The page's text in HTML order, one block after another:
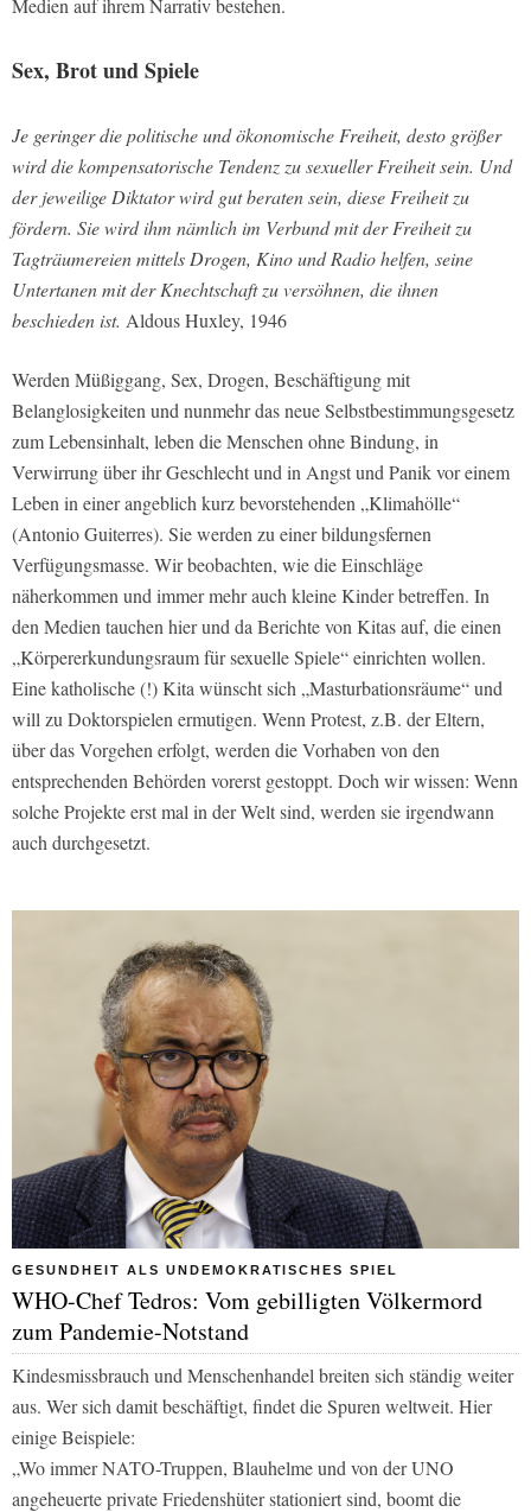
Medien auf ihrem Narrativ bestehen.
Sex, Brot und Spiele
Je geringer die politische und ökonomische Freiheit, desto größer
wird die kompensatorische Tendenz zu sexueller Freiheit sein. Und
der jeweilige Diktator wird gut beraten sein, diese Freiheit zu
fördern. Sie wird ihm nämlich im Verbund mit der Freiheit zu
Tagträumereien mittels Drogen, Kino und Radio helfen, seine
Untertanen mit der Knechtschaft zu versöhnen, die ihnen
beschieden ist. Aldous Huxley, 1946
Werden Müßiggang, Sex, Drogen, Beschäftigung mit
Belanglosigkeiten und nunmehr das neue Selbstbestimmungsgesetz
zum Lebensinhalt, leben die Menschen ohne Bindung, in
Verwirrung über ihr Geschlecht und in Angst und Panik vor einem
Leben in einer angeblich kurz bevorstehenden „Klimahölle“
(Antonio Guiterres). Sie werden zu einer bildungsfernen
Verfügungsmasse. Wir beobachten, wie die Einschläge
näherkommen und immer mehr auch kleine Kinder betreffen. In
den Medien tauchen hier und da Berichte von Kitas auf, die einen
„Körpererkundungsraum für sexuelle Spiele“ einrichten wollen.
Eine katholische (!) Kita wünscht sich „Masturbationsräume“ und
will zu Doktorspielen ermutigen. Wenn Protest, z.B. der Eltern,
über das Vorgehen erfolgt, werden die Vorhaben von den
entsprechenden Behörden vorerst gestoppt. Doch wir wissen: Wenn
solche Projekte erst mal in der Welt sind, werden sie irgendwann
auch durchgesetzt.
GESUNDHEIT ALS UNDEMOKRATISCHES SPIEL
WHO-Chef Tedros: Vom gebilligten Völkermord
zum Pandemie-Notstand
Kindesmissbrauch und Menschenhandel breiten sich ständig weiter
aus. Wer sich damit beschäftigt, findet die Spuren weltweit. Hier
einige Beispiele:
„Wo immer NATO-Truppen, Blauhelme und von der UNO
angeheuerte private Friedenshüter stationiert sind, boomt die